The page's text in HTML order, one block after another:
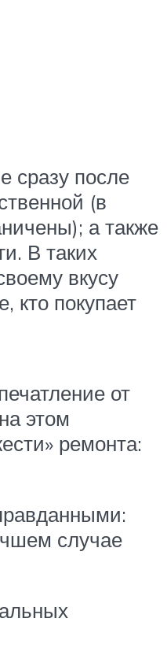
сразу после
(в
а также
В таких
вкусу
кто покупает
от
этом
ремонта:
случае